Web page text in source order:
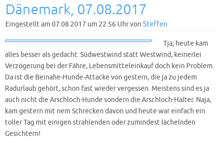
Dänemark, 07.08.2017
Eingestellt am 07.08.2017 um 22:56 Uhr von Steffen
Tja, heute kam
alles besser als gedacht: Südwestwind statt Westwind, keinerlei
Verzögerung bei der Fähre, Lebensmitteleinkauf doch kein Problem.
Da ist die Beinahe-Hunde-Attacke von gestern, die ja zu jedem
Radurlaub gehört, schon fast wieder vergessen. Meistens sind es ja
auch nicht die Arschloch-Hunde sondern die Arschloch-Halter. Naja,
kam gestern mit nem Schrecken davon und heute war einfach ein
toller Tag mit einigen strahlenden oder zumindest lächelnden
Gesichtern!